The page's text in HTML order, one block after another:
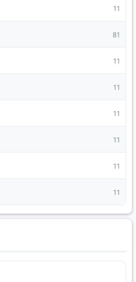
11
81
11
11
11
11
11
11